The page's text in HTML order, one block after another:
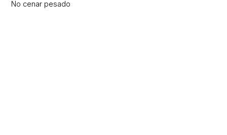
No cenar pesado